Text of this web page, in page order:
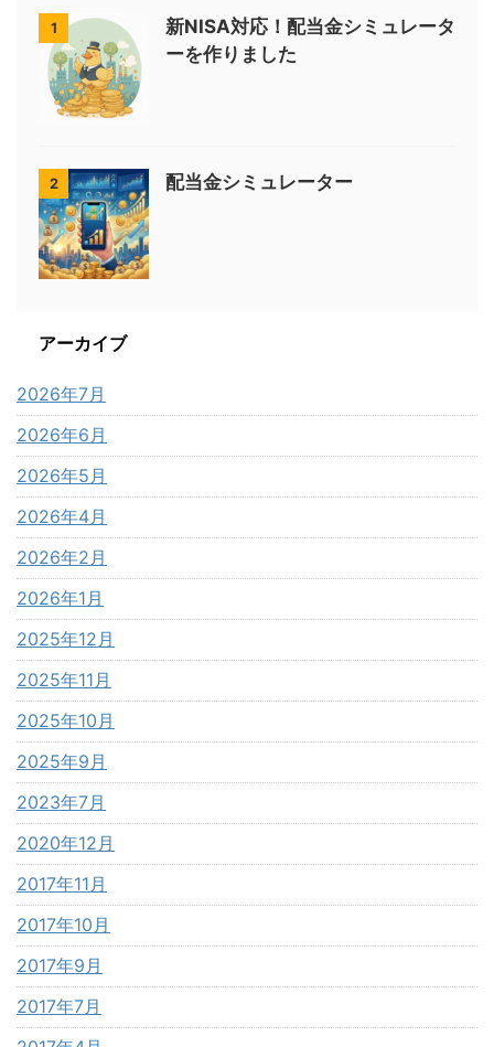
1
新NISA対応！配当金シミュレータ
ーを作りました
2 配当金シミュレーター
アーカイブ
2026年7月
2026年6月
2026年5月
2026年4月
2026年2月
2026年1月
2025年12月
2025年11月
2025年10月
2025年9月
2023年7月
2020年12月
2017年11月
2017年10月
2017年9月
2017年7月